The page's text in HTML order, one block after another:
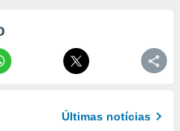
Últimas notícias